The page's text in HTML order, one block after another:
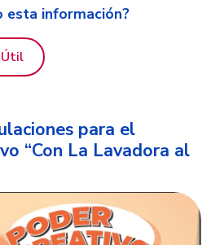
esta información?
Útil
para el
“Con La Lavadora al